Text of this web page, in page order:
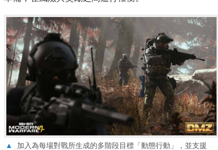
▲
加入為每場對戰所生成的多階段目標「動態行動」，並支援